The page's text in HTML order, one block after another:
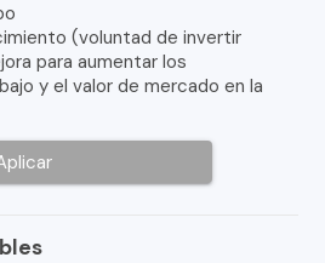
(voluntad de invertir
para aumentar los
y el valor de mercado en la